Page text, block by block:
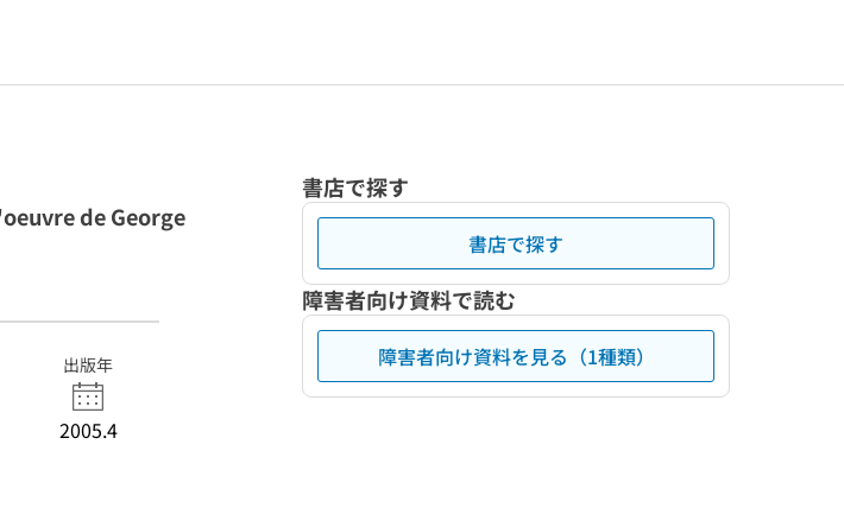
de George
出版年
2005.4
書店で探す
書店で探す
障害者向け資料で読む
障害者向け資料を見る（1種類）